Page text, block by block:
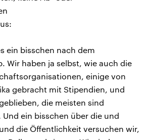
ein bisschen nach dem
Wir haben ja selbst, wie auch die
einige von
gebracht mit Stipendien, und
die meisten sind
ein bisschen über die und
die Öffentlichkeit versuchen wir,